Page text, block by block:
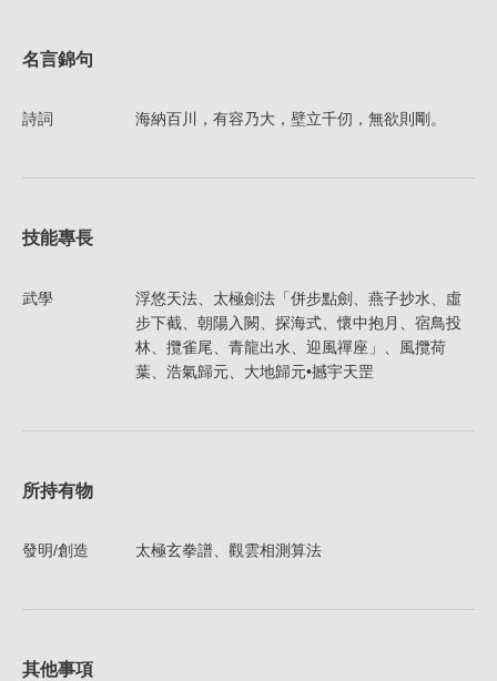
名言錦句
詩詞 海納百川，有容乃大，壁立千仞，無欲則剛。
技能專長
武學
浮悠天法、太極劍法「併步點劍、燕子抄水、虛
步下截、朝陽入闕、探海式、懷中抱月、宿鳥投
林、攬雀尾、青龍出水、迎風禪座」、風攬荷
葉、浩氣歸元、大地歸元•撼宇天罡
所持有物
發明/創造 太極玄拳譜、觀雲相測算法
其他事項